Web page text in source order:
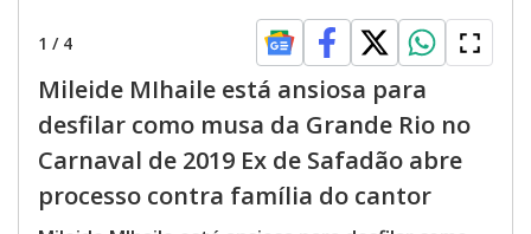
1 / 4
Mileide MIhaile está ansiosa para
desfilar como musa da Grande Rio no
Carnaval de 2019 Ex de Safadão abre
processo contra família do cantor